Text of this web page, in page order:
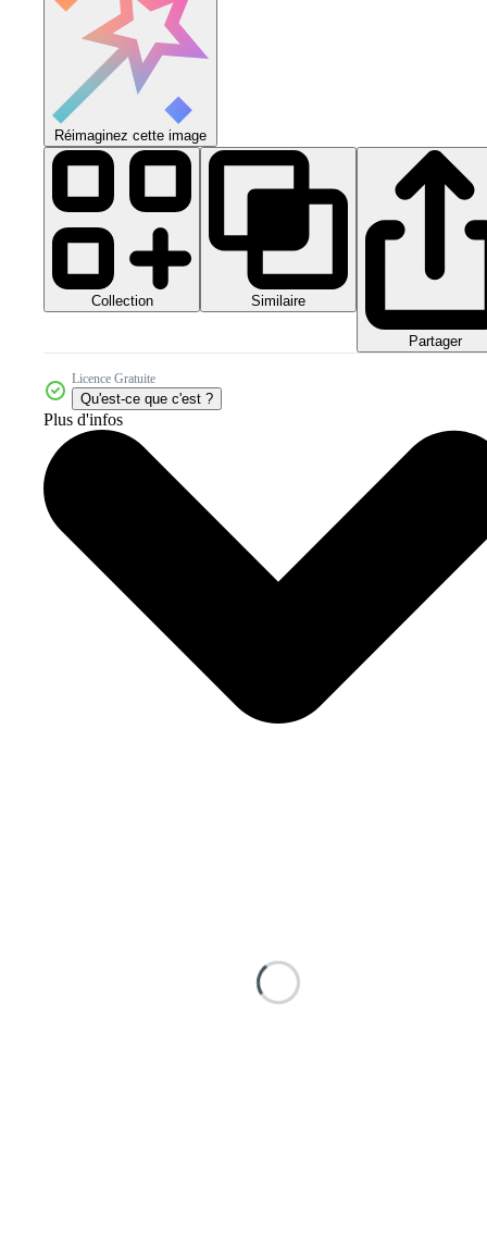
Réimaginez cette image
Collection Similaire
Partager
Licence Gratuite
Qu'est-ce que c'est ?
Plus d'infos